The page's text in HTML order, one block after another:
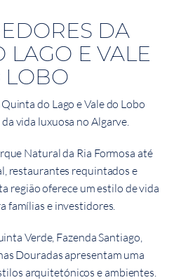
DA
LAGO E VALE
LOBO
do Lago e Vale do Lobo
vida luxuosa no Algarve.
Natural da Ria Formosa até
restaurantes requintados e
região oferece um estilo de vida
famílias e investidores.
Verde, Fazenda Santiago,
Douradas apresentam uma
arquitetónicos e ambientes.